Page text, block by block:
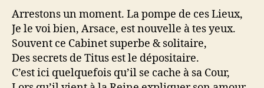
Arrestons un moment. La pompe de ces Lieux,
Je le voi bien, Arsace, est nouvelle à tes yeux.
Souvent ce Cabinet superbe & solitaire,
Des secrets de Titus est le dépositaire.
C’est ici quelquefois qu’il se cache à sa Cour,